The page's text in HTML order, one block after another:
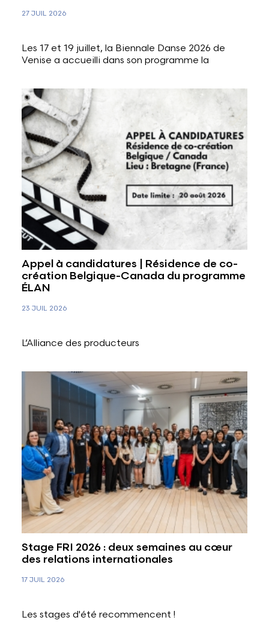
27 JUIL 2026
Les 17 et 19 juillet, la Biennale Danse 2026 de
Venise a accueilli dans son programme la
Appel à candidatures | Résidence de co-
création Belgique-Canada du programme
ÉLAN
23 JUIL 2026
L’Alliance des producteurs
Stage FRI 2026 : deux semaines au cœur
des relations internationales
17 JUIL 2026
Les stages d'été recommencent !